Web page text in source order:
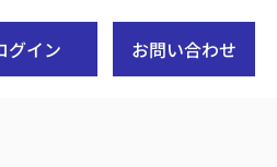
グイン お問い合わせ